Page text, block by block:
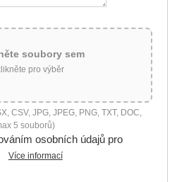
soubory sem
pro výběr
CSV, JPG, JPEG, PNG, TXT, DOC,
5 souborů)
osobních údajů pro
Více informací